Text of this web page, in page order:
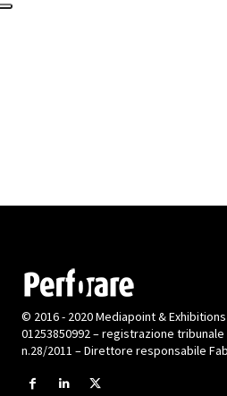
© 2016 - 2020 Mediapoint & Exhibitions
01253850992 – registrazione tribunale
n.28/2011 – Direttore responsabile